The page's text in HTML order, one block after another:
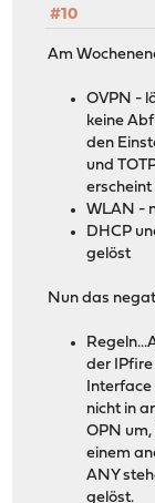
#10
Am
OVPN -
keine
den
und
WLAN -
DHCP
gelöst
Nun das
der
Interface
nicht in
OPN
einem
ANY
gelöst.